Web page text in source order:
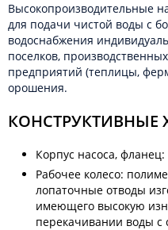
Высокопроизводительные
для подачи чистой воды с
водоснабжения
поселков,
предприятий (теплицы,
орошения.
КОНСТРУКТИВНЫЕ
Корпус насоса,
Рабочее колесо:
лопаточные отводы
имеющего высокую
перекачивании воды с